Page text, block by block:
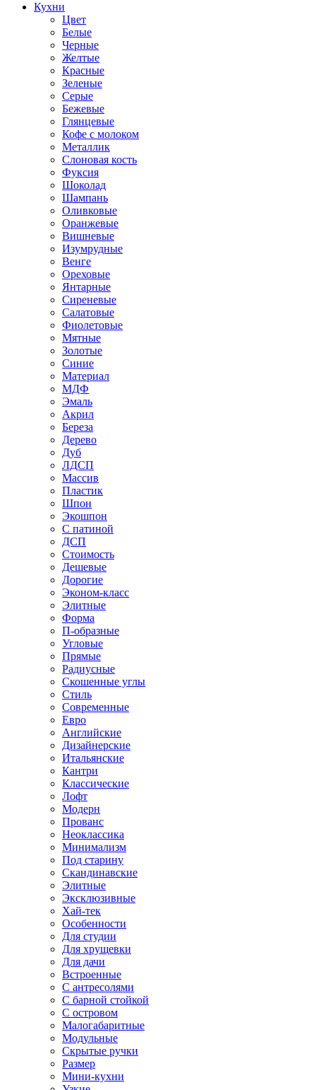
Кухни
Цвет
Белые
Черные
Желтые
Красные
Зеленые
Серые
Бежевые
Глянцевые
Кофе с молоком
Металлик
Слоновая кость
Фуксия
Шоколад
Шампань
Оливковые
Оранжевые
Вишневые
Изумрудные
Венге
Ореховые
Янтарные
Сиреневые
Салатовые
Фиолетовые
Мятные
Золотые
Синие
Материал
МДФ
Эмаль
Акрил
Береза
Дерево
Дуб
ЛДСП
Массив
Пластик
Шпон
Экошпон
С патиной
ДСП
Стоимость
Дешевые
Дорогие
Эконом-класс
Элитные
Форма
П-образные
Угловые
Прямые
Радиусные
Скошенные углы
Стиль
Современные
Евро
Английские
Дизайнерские
Итальянские
Кантри
Классические
Лофт
Модерн
Прованс
Неоклассика
Минимализм
Под старину
Скандинавские
Элитные
Эксклюзивные
Хай-тек
Особенности
Для студии
Для хрущевки
Для дачи
Встроенные
С антресолями
С барной стойкой
С островом
Малогабаритные
Модульные
Скрытые ручки
Размер
Мини-кухни